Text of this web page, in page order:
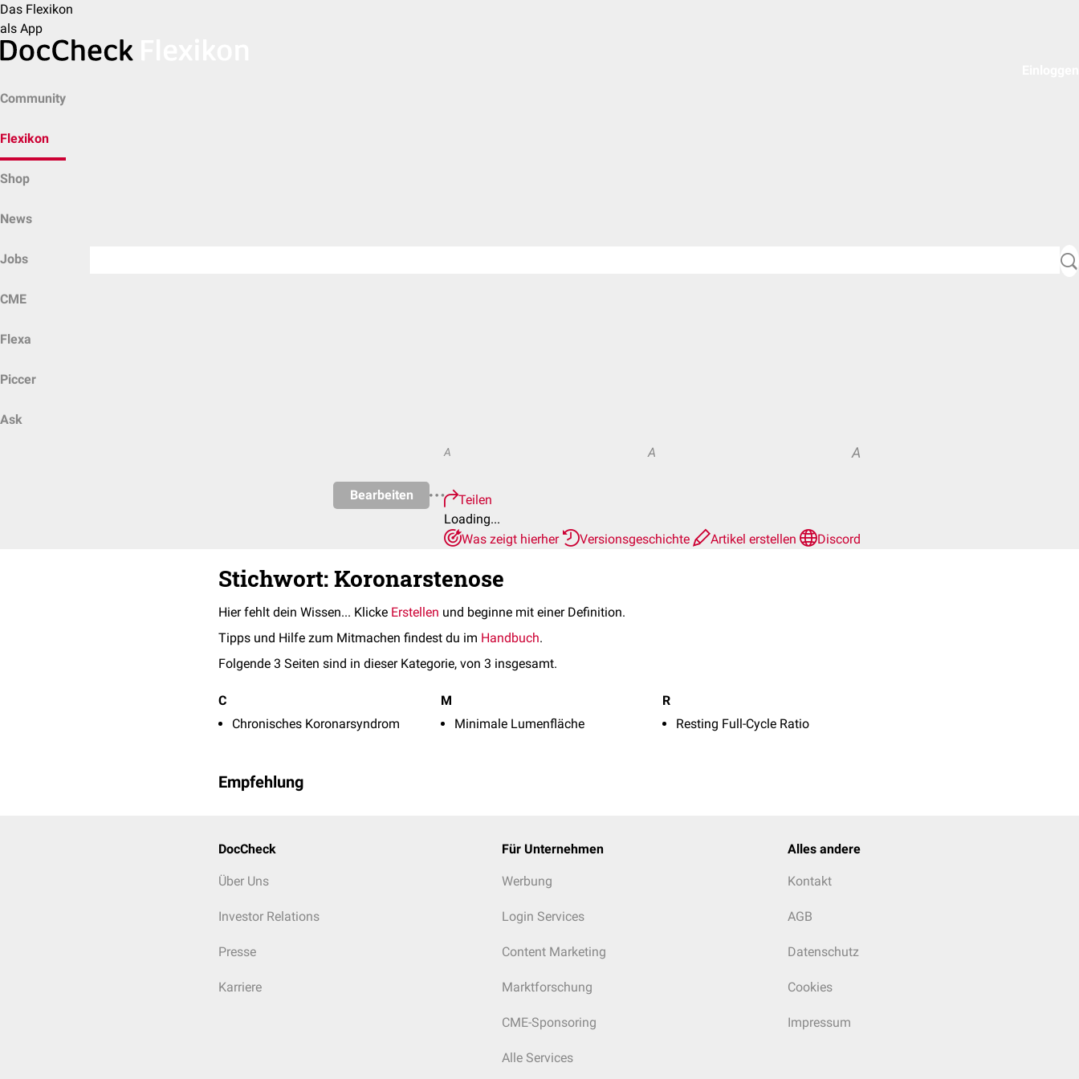
Das Flexikon
als App
Community
Flexikon
Shop
News
Jobs
CME
Flexa
Piccer
Ask
Bearbeiten
A A A
Teilen
Loading...
Was zeigt hierher
Versionsgeschichte Artikel erstellen Discord
Stichwort: Koronarstenose
Hier fehlt dein Wissen... Klicke Erstellen und beginne mit einer Definition.
Tipps und Hilfe zum Mitmachen findest du im Handbuch.
Folgende 3 Seiten sind in dieser Kategorie, von 3 insgesamt.
C
Chronisches Koronarsyndrom
M
Minimale Lumenfläche
R
Resting Full-Cycle Ratio
Empfehlung
DocCheck
Über Uns
Investor Relations
Presse
Karriere
Für Unternehmen
Werbung
Login Services
Content Marketing
Marktforschung
CME-Sponsoring
Alle Services
Alles andere
Kontakt
AGB
Datenschutz
Cookies
Impressum